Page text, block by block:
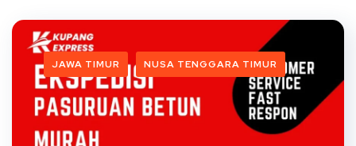
JAWA TIMUR NUSA TENGGARA TIMUR